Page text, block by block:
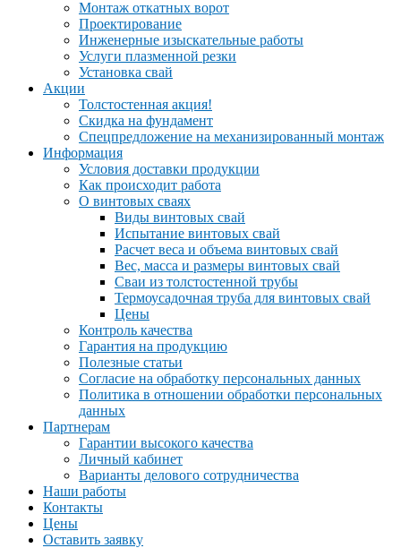
Монтаж откатных ворот
Проектирование
Инженерные изыскательные работы
Услуги плазменной резки
Установка свай
Акции
Толстостенная акция!
Скидка на фундамент
Спецпредложение на механизированный монтаж
Информация
Условия доставки продукции
Как происходит работа
О винтовых сваях
Виды винтовых свай
Испытание винтовых свай
Расчет веса и объема винтовых свай
Вес, масса и размеры винтовых свай
Сваи из толстостенной трубы
Термоусадочная труба для винтовых свай
Цены
Контроль качества
Гарантия на продукцию
Полезные статьи
Согласие на обработку персональных данных
Политика в отношении обработки персональных
данных
Партнерам
Гарантии высокого качества
Личный кабинет
Варианты делового сотрудничества
Наши работы
Контакты
Цены
Оставить заявку